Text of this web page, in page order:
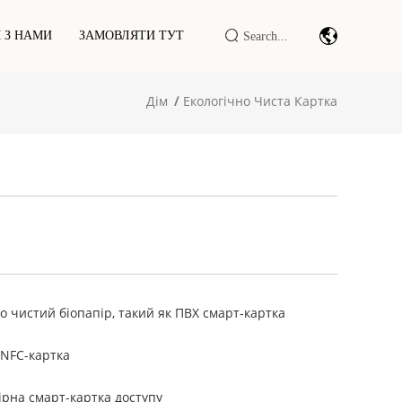
Модуль/двигун Сканування Штрих-
LF/HF/UHF
З НАМИ ЗАМОВЛЯТИ ТУТ
Дім Екологічно Чиста Картка